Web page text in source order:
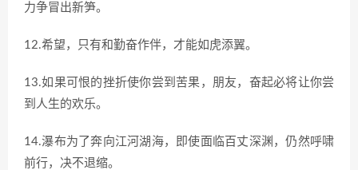
力争冒出新笋。
12.希望，只有和勤奋作伴，才能如虎添翼。
13.如果可恨的挫折使你尝到苦果，朋友，奋起必将让你尝
到人生的欢乐。
14.瀑布为了奔向江河湖海，即使面临百丈深渊，仍然呼啸
前行，决不退缩。